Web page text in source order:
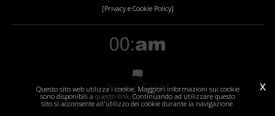
[Privacy e Cookie Policy]
x
Questo sito web utilizza i cookie. Maggiori informazioni sui cookie
sono disponibili a questo link. Continuando ad utilizzare questo
sito si acconsente all'utilizzo dei cookie durante la navigazione.